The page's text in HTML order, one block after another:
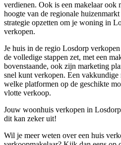
verdienen. Ook is een makelaar ook
hoogte van de regionale
strategie opzetten om je woning in
verkopen.
Je huis in de regio Losdorp
de volledige stappen zet, met een
bovenstaande, ook zijn marketing
snel kunt verkopen. Een vakkundige
welke platformen op de geschikte
vlotte verkoop.
Jouw woonhuis verkopen in
dit kan zeker uit!
Wil je meer weten over een huis